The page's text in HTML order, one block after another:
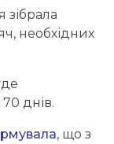
зібрала
необхідних
днів.
, що з